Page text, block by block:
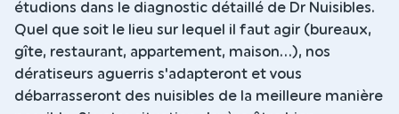
étudions dans le diagnostic détaillé de Dr Nuisibles.
Quel que soit le lieu sur lequel il faut agir (bureaux,
gîte, restaurant, appartement, maison...), nos
dératiseurs aguerris s'adapteront et vous
débarrasseront des nuisibles de la meilleure manière